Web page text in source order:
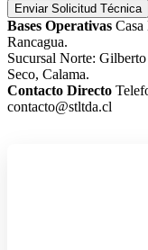
Enviar Solicitud Técnica
Bases Operativas
Rancagua.
Sucursal Norte:
Seco, Calama.
Contacto Directo
contacto@stltda.cl